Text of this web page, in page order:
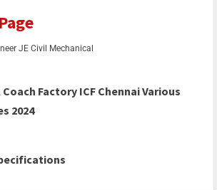
JE Civil Mechanical
Factory ICF Chennai Various
2024